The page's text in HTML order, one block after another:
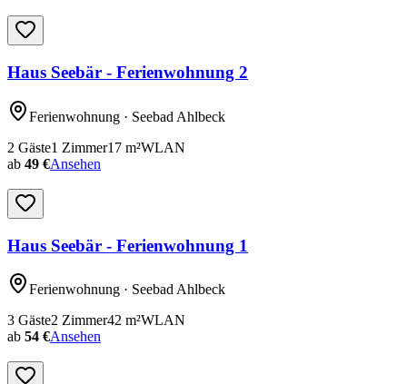
Haus Seebär - Ferienwohnung 2
Ferienwohnung · Seebad Ahlbeck
2 Gäste1 Zimmer17 m²WLAN
ab 49 €Ansehen
Haus Seebär - Ferienwohnung 1
Ferienwohnung · Seebad Ahlbeck
3 Gäste2 Zimmer42 m²WLAN
ab 54 €Ansehen